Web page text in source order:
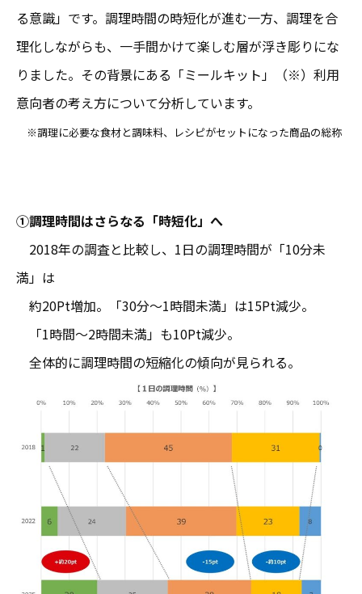
る意識」です。調理時間の時短化が進む一方、調理を合
理化しながらも、一手間かけて楽しむ層が浮き彫りにな
りました。その背景にある「ミールキット」（※）利用
意向者の考え方について分析しています。
※調理に必要な食材と調味料、レシピがセットになった商品の総称
①調理時間はさらなる「時短化」へ
2018年の調査と比較し、1日の調理時間が「10分未
満」は
約20Pt増加。「30分〜1時間未満」は15Pt減少。
「1時間～2時間未満」も10Pt減少。
全体的に調理時間の短縮化の傾向が見られる。